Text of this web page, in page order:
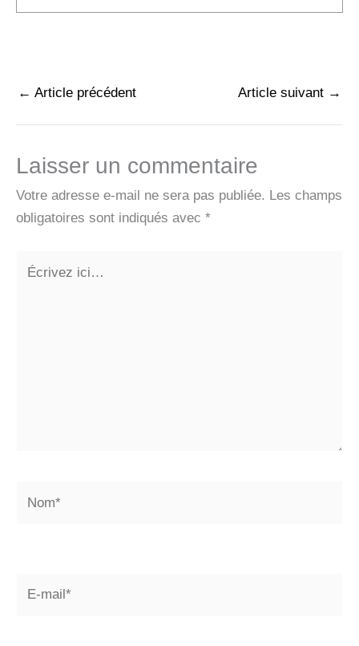
← Article précédent Article suivant →
Laisser un commentaire
Votre adresse e-mail ne sera pas publiée. Les champs
obligatoires sont indiqués avec *